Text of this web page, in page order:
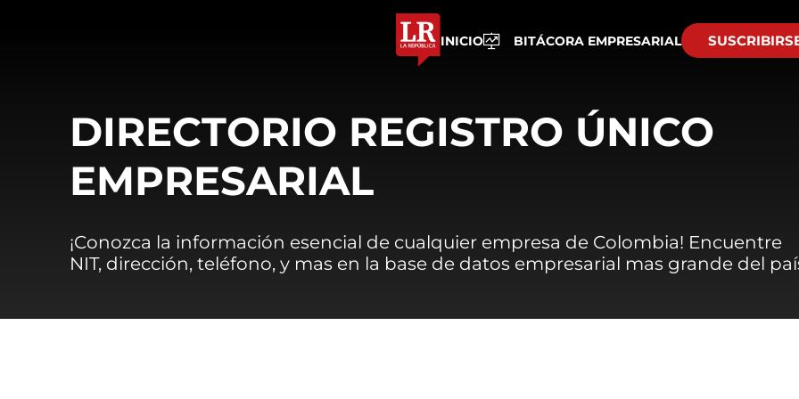
INICIO BITÁCORA EMPRESARIAL
DIRECTORIO REGISTRO ÚNICO
EMPRESARIAL
¡Conozca la información esencial de cualquier empresa de Colombia! Encuentre
NIT, dirección, teléfono, y mas en la base de datos empresarial mas grande del